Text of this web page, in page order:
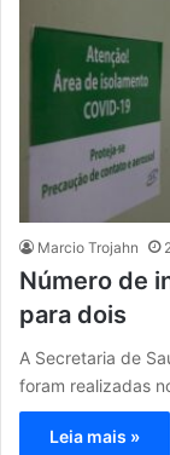
Marcio Trojahn
Número de
para dois
A Secretaria de
foram realizadas
Leia mais »